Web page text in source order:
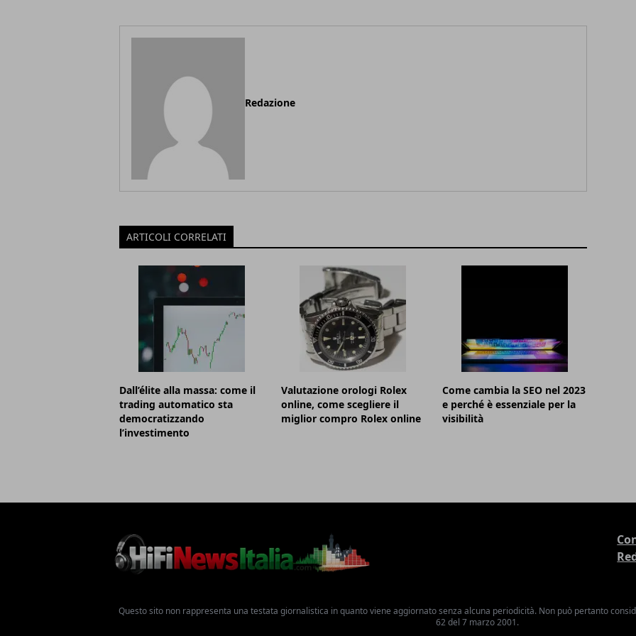
Redazione
ARTICOLI CORRELATI
Dall’élite alla massa: come il
trading automatico sta
democratizzando
l’investimento
Valutazione orologi Rolex
online, come scegliere il
miglior compro Rolex online
Come cambia la SEO nel 2023
e perché è essenziale per la
visibilità
Questo sito non rappresenta una testata giornalistica in quanto viene aggiornato senza alcuna periodicità. Non può pertanto
62 del 7 marzo 2001.